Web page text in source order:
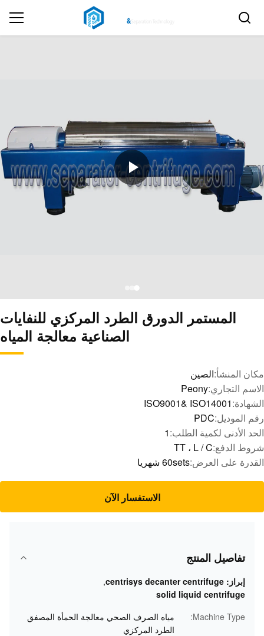
المستمر الدورق الطرد المركزي للنفايات
الصناعية معالجة المياه
مكان المنشأ:الصين
الاسم التجاري:Peony
الشهادة:ISO9001& ISO14001
رقم الموديل:PDC
الحد الأدنى لكمية الطلب:1
شروط الدفع:TT ، L / C
القدرة على العرض:60sets شهريا
الاستفسار الآن
تفاصيل المنتج
إبراز: centrisys decanter centrifuge
,
solid liquid centrifuge
Machine Type:
مياه الصرف الصحي معالجة الحمأة المصفق
الطرد المركزي